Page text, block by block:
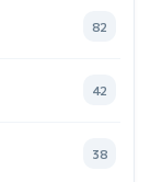
82
42
38